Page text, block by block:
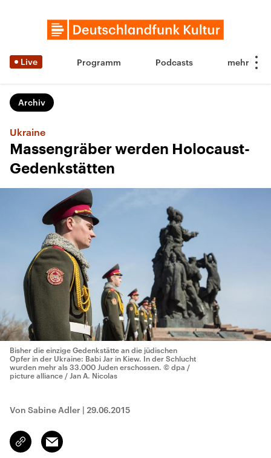
Live Programm Podcasts
Archiv
Ukraine
Massengräber werden Holocaust-
Gedenkstätten
Bisher die einzige Gedenkstätte an die jüdischen
Opfer in der Ukraine: Babi Jar in Kiew. In der Schlucht
wurden mehr als 33.000 Juden erschossen. © dpa /
picture alliance / Jan A. Nicolas
Von Sabine Adler | 29.06.2015
Link
kopieren/teilen
Email